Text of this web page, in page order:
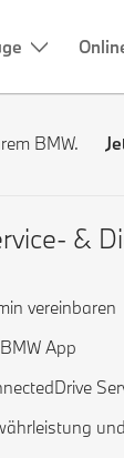
BMW.
&
vereinbaren
App